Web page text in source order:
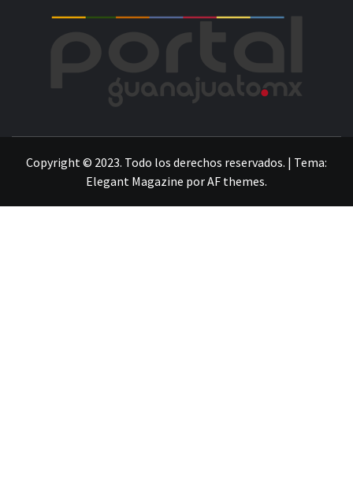
Copyright © 2023. Todo los derechos reservados. | Tema:
Elegant Magazine porAF themes.